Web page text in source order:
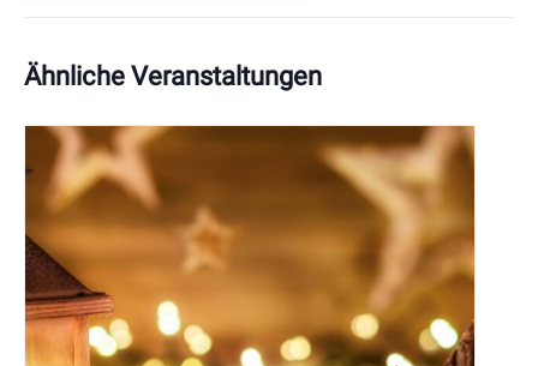
Ähnliche Veranstaltungen